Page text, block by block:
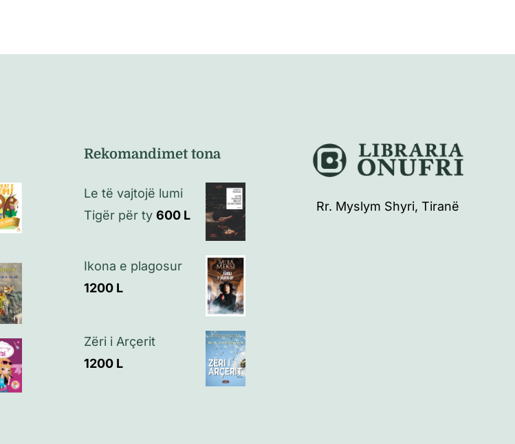
Rekomandimet tona
Le të vajtojë lumi
Tigër për ty 600 L
Ikona e plagosur
1200 L
Zëri i Arçerit
1200 L
Rr. Myslym Shyri, Tiranë